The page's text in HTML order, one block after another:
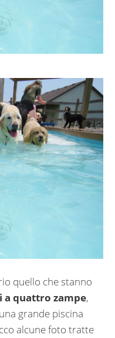
quello che stanno
a quattro zampe,
grande piscina
alcune foto tratte